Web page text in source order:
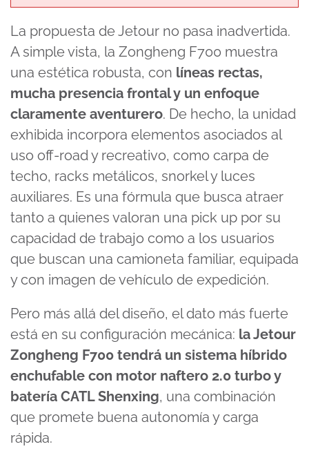
La propuesta de Jetour no pasa inadvertida.
A simple vista, la Zongheng F700 muestra
una estética robusta, con líneas rectas,
mucha presencia frontal y un enfoque
claramente aventurero. De hecho, la unidad
exhibida incorpora elementos asociados al
uso off-road y recreativo, como carpa de
techo, racks metálicos, snorkel y luces
auxiliares. Es una fórmula que busca atraer
tanto a quienes valoran una pick up por su
capacidad de trabajo como a los usuarios
que buscan una camioneta familiar, equipada
y con imagen de vehículo de expedición.
Pero más allá del diseño, el dato más fuerte
está en su configuración mecánica: la Jetour
Zongheng F700 tendrá un sistema híbrido
enchufable con motor naftero 2.0 turbo y
batería CATL Shenxing, una combinación
que promete buena autonomía y carga
rápida.